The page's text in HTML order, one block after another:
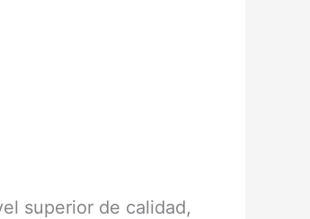
superior de calidad,